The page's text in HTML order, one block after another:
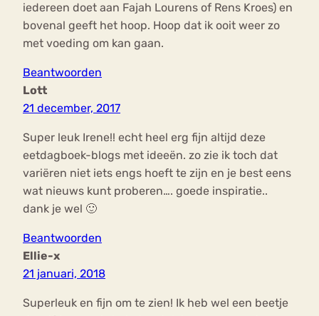
iedereen doet aan Fajah Lourens of Rens Kroes) en
bovenal geeft het hoop. Hoop dat ik ooit weer zo
met voeding om kan gaan.
Beantwoorden
Lott
21 december, 2017
Super leuk Irene!! echt heel erg fijn altijd deze
eetdagboek-blogs met ideeën. zo zie ik toch dat
variëren niet iets engs hoeft te zijn en je best eens
wat nieuws kunt proberen…. goede inspiratie..
dank je wel 🙂
Beantwoorden
Ellie-x
21 januari, 2018
Superleuk en fijn om te zien! Ik heb wel een beetje